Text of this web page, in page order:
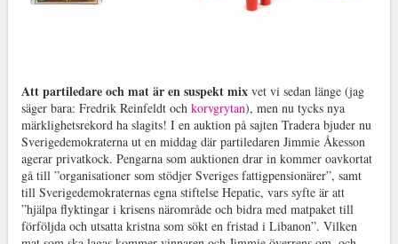
Att partiledare och mat är en suspekt mixvet vi sedan länge (jag
säger bara: Fredrik Reinfeldt och korvgrytan), men nu tycks nya
märklighetsrekord ha slagits! I en auktion på sajten Tradera bjuder nu
Sverigedemokraterna ut en middag där partiledaren Jimmie Åkesson
agerar privatkock. Pengarna som auktionen drar in kommer oavkortat
gå till ”organisationer som stödjer Sveriges fattigpensionärer”, samt
till Sverigedemokraternas egna stiftelse Hepatic, vars syfte är att
”hjälpa flyktingar i krisens närområde och bidra med matpaket till
förföljda och utsatta kristna som sökt en fristad i Libanon”. Vilken